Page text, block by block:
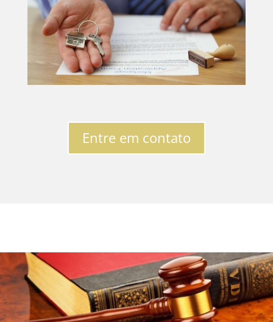
Entre em contato